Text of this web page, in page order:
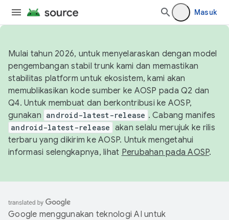
Masuk
Mulai tahun 2026, untuk menyelaraskan dengan model
pengembangan stabil trunk kami dan memastikan
stabilitas platform untuk ekosistem, kami akan
memublikasikan kode sumber ke AOSP pada Q2 dan
Q4. Untuk membuat dan berkontribusi ke AOSP,
gunakan android-latest-release . Cabang manifes
android-latest-release akan selalu merujuk ke rilis
terbaru yang dikirim ke AOSP. Untuk mengetahui
informasi selengkapnya, lihat Perubahan pada AOSP.
Google menggunakan teknologi AI untuk